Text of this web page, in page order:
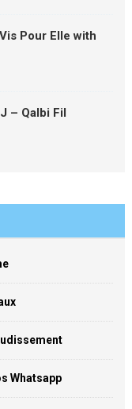
Pour Elle with
– Qalbi Fil
Whatsapp